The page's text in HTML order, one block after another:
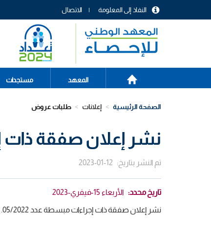
menu
header
الاتصال النفاذ إلى المعلومة
Main
navigation
الرئيسية
المعهد مستجدات
الصفحة الرئيسية إعلانات طلبات عروض
نشر إعلان صفقة ذات
تم النشر بتاريخ 2023-01-12
تاريخ محدد الأربعاء 15-فيفري-2023
نشر إعلان صفقة ذات إجراءات مبسطة عدد 05/2022.